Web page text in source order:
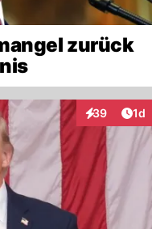
zurück
39
Interaktionen
1d